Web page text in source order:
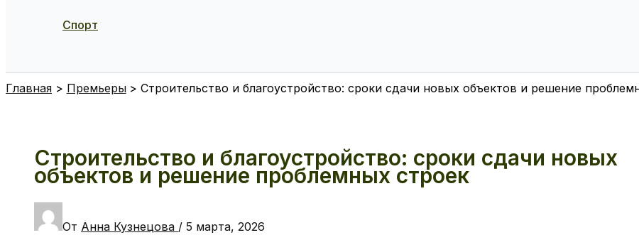
Спорт
Главная Премьеры Строительство и благоустройство: сроки сдачи новых объектов и решение
Строительство и благоустройство: сроки сдачи новых
объектов и решение проблемных строек
От Анна Кузнецова / 5 марта, 2026